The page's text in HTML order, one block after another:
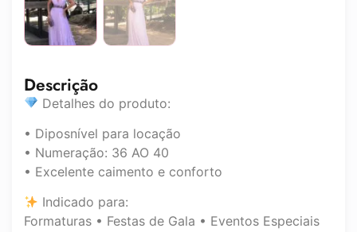
Descrição
Detalhes do produto:
• Diposnível para locação
• Numeração: 36 AO 40
• Excelente caimento e conforto
Indicado para:
Formaturas • Festas de Gala • Eventos Especiais